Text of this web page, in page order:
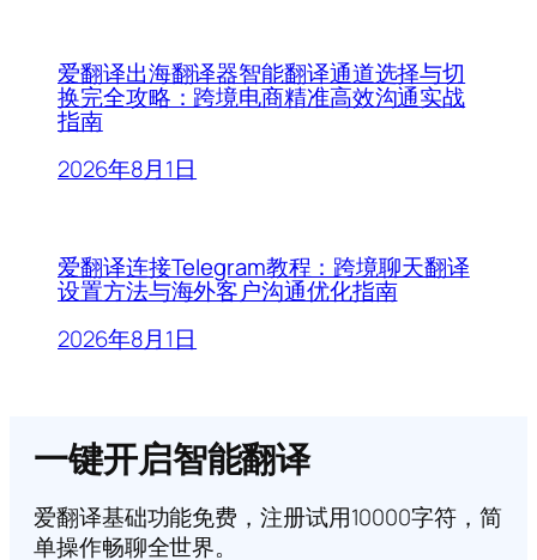
爱翻译出海翻译器智能翻译通道选择与切
换完全攻略：跨境电商精准高效沟通实战
指南
2026年8月1日
爱翻译连接Telegram教程：跨境聊天翻译
设置方法与海外客户沟通优化指南
2026年8月1日
一键开启智能翻译
爱翻译基础功能免费，注册试用10000字符，简
单操作畅聊全世界。